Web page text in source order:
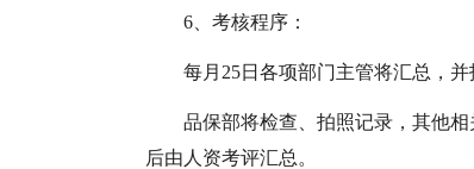
6、考核程序：
每月25日各项部门主管将汇总，并
品保部将检查、拍照记录，其他
后由人资考评汇总。